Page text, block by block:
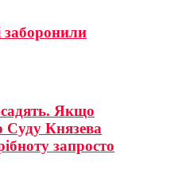
Якщо
Суду Князева
запросто